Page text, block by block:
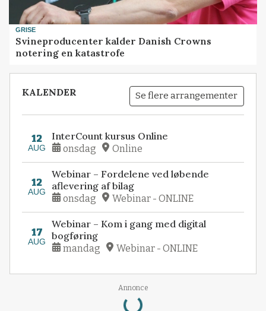
GRISE
Svineproducenter kalder Danish Crowns
notering en katastrofe
KALENDER Se flere arrangementer
12
AUG
InterCount kursus Online
onsdag Online
12
AUG
Webinar – Fordelene ved løbende
aflevering af bilag
onsdag Webinar - ONLINE
17
AUG
Webinar – Kom i gang med digital
bogføring
mandag Webinar - ONLINE
Annonce
Loading...